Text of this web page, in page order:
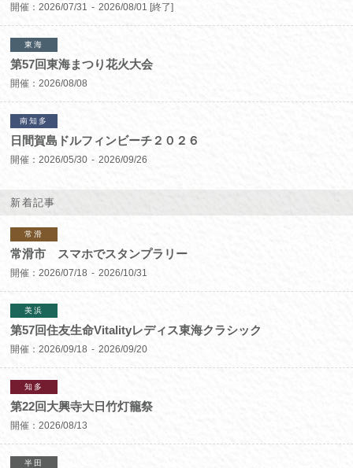
開催：2026/07/31 2026/08/01 [終了]
東海
第57回東海まつり花火大会
開催： 2026/08/08
南知多
日間賀島ドルフィンビーチ２０２６
開催： 2026/05/30 2026/09/26
新着記事
常滑
常滑市 スマホでスタンプラリー
開催：2026/07/18 2026/10/31
美浜
第57回住友生命Vitalityレディス東海クラシック
開催：2026/09/18 2026/09/20
知多
第22回大興寺大日竹灯籠祭
開催：2026/08/13
半田